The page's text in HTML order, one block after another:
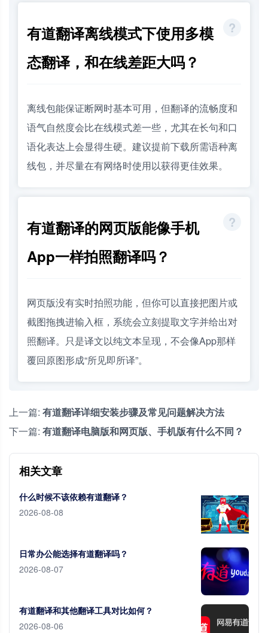
有道翻译离线模式下使用多模
态翻译，和在线差距大吗？
离线包能保证断网时基本可用，但翻译的流畅度和
语气自然度会比在线模式差一些，尤其在长句和口
语化表达上会显得生硬。建议提前下载所需语种离
线包，并尽量在有网络时使用以获得更佳效果。
有道翻译的网页版能像手机
App一样拍照翻译吗？
网页版没有实时拍照功能，但你可以直接把图片或
截图拖拽进输入框，系统会立刻提取文字并给出对
照翻译。只是译文以纯文本呈现，不会像App那样
覆回原图形成“所见即所译”。
上一篇: 有道翻译详细安装步骤及常见问题解决方法
下一篇: 有道翻译电脑版和网页版、手机版有什么不同？
相关文章
什么时候不该依赖有道翻译？
2026-08-08
日常办公能选择有道翻译吗？
2026-08-07
有道翻译和其他翻译工具对比如何？
2026-08-06